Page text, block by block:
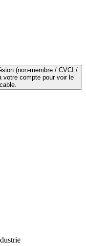
membre / CVCI /
voir le